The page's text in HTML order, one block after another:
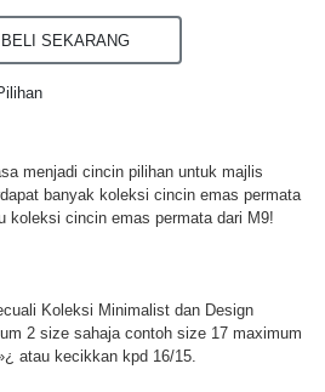
BELI SEKARANG
menjadi cincin pilihan untuk majlis
banyak koleksi cincin emas permata
koleksi cincin emas permata dari M9!
Koleksi Minimalist dan Design
2 size sahaja contoh size 17 maximum
atau kecikkan kpd 16/15.